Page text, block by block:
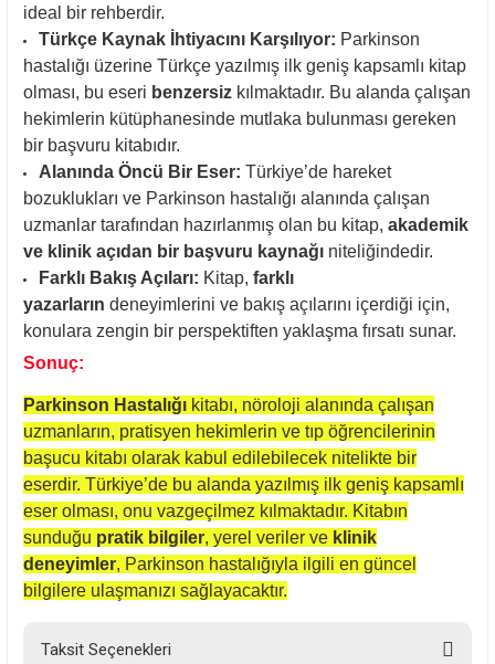
ideal bir rehberdir.
Türkçe Kaynak İhtiyacını Karşılıyor: Parkinson
hastalığı üzerine Türkçe yazılmış ilk geniş kapsamlı kitap
olması, bu eseri benzersiz kılmaktadır. Bu alanda çalışan
hekimlerin kütüphanesinde mutlaka bulunması gereken
bir başvuru kitabıdır.
Alanında Öncü Bir Eser: Türkiye’de hareket
bozuklukları ve Parkinson hastalığı alanında çalışan
uzmanlar tarafından hazırlanmış olan bu kitap, akademik
ve klinik açıdan bir başvuru kaynağı niteliğindedir.
Farklı Bakış Açıları: Kitap,farklı
yazarların deneyimlerini ve bakış açılarını içerdiği için,
konulara zengin bir perspektiften yaklaşma fırsatı sunar.
Sonuç:
Parkinson Hastalığı kitabı, nöroloji alanında çalışan
uzmanların, pratisyen hekimlerin ve tıp öğrencilerinin
başucu kitabı olarak kabul edilebilecek nitelikte bir
eserdir. Türkiye’de bu alanda yazılmış ilk geniş kapsamlı
eser olması, onu vazgeçilmez kılmaktadır. Kitabın
sunduğu pratik bilgiler, yerel veriler ve klinik
deneyimler, Parkinson hastalığıyla ilgili en güncel
bilgilere ulaşmanızı sağlayacaktır.
Taksit Seçenekleri